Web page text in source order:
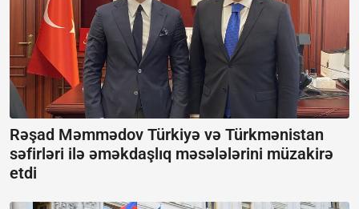
Rəşad Məmmədov Türkiyə və Türkmənistan
səfirləri ilə əməkdaşlıq məsələlərini müzakirə
etdi